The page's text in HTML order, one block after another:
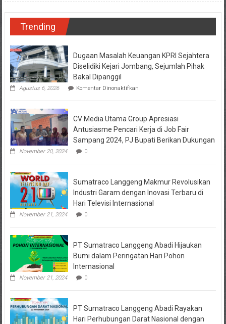
Trending
Dugaan Masalah Keuangan KPRI Sejahtera
Diselidiki Kejari Jombang, Sejumlah Pihak
Bakal Dipanggil
Agustus 6, 2026 Komentar Dinonaktifkanpada
Masalah
KPRI
Sejahtera
Diselidiki
Kejari
Dipanggil
CV Media Utama Group Apresiasi
Antusiasme Pencari Kerja di Job Fair
Sampang 2024, PJ Bupati Berikan Dukungan
November 20, 2024 0
Sumatraco Langgeng Makmur Revolusikan
Industri Garam dengan Inovasi Terbaru di
Hari Televisi Internasional
November 21, 2024 0
PT Sumatraco Langgeng Abadi Hijaukan
Bumi dalam Peringatan Hari Pohon
Internasional
November 21, 2024 0
PT Sumatraco Langgeng Abadi Rayakan
Hari Perhubungan Darat Nasional dengan